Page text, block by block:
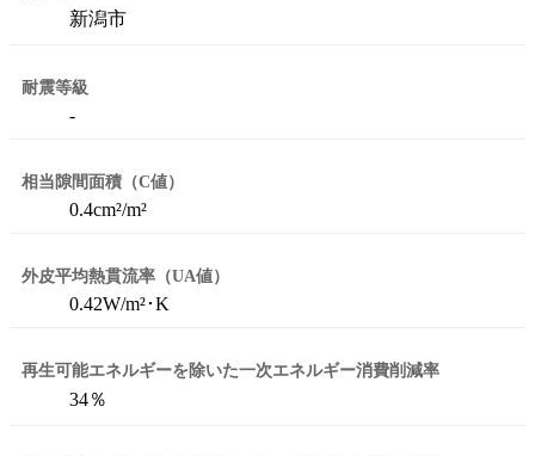
新潟市
耐震等級
-
相当隙間面積（C値）
0.4cm²/m²
外皮平均熱貫流率（UA値）
0.42W/m²･K
再生可能エネルギーを除いた一次エネルギー消費削減率
34％